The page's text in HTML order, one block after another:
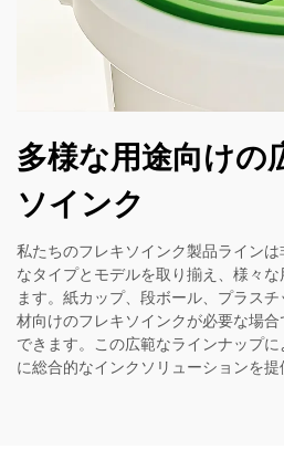
多様な用途向けの
ソインク
私たちのフレキソインク製品ライン
なタイプとモデルを取り揃え、様々
ます。紙カップ、段ボール、プラス
材向けのフレキソインクが必要な場
できます。この広範なラインナップ
に総合的なインクソリューションを提